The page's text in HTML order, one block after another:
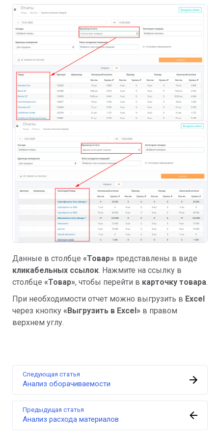
Данные в столбце «Товар» представлены в виде
кликабельных ссылок. Нажмите на ссылку в
столбце «Товар», чтобы перейти в карточку товара.
При необходимости отчет можно выгрузить в Excel
через кнопку «Выгрузить в Excel» в правом
верхнем углу.
Предыдущая статья
Анализ расхода материалов
Следующая статья
Анализ оборачиваемости